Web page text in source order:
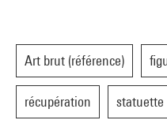
Art brut (référence)
récupération statuette